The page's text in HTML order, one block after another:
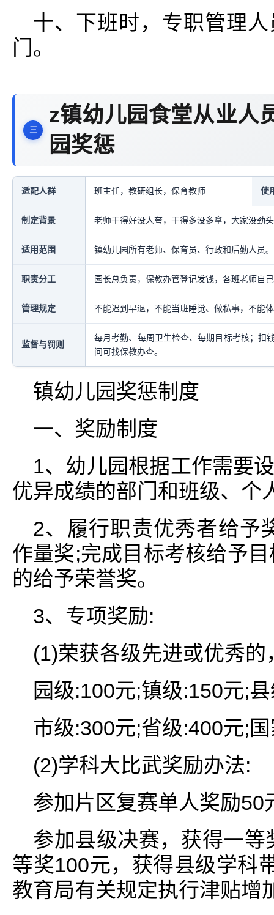
十、下班时，专职管理
门。
z镇幼儿园食堂从业人
园奖惩
适配人群 班主任，教研组长，保育教师 使
制定背景 老师干得好没人夸，干得多没多拿，大家没劲
适用范围 镇幼儿园所有老师、保育员、行政和后勤人员。
职责分工 园长总负责，保教办管登记发钱，各班老师自
管理规定 不能迟到早退，不能当班睡觉、做私事，不能
监督与罚则
每月考勤、每周卫生检查、每期目标考核；扣
问可找保教办查。
镇幼儿园奖惩制度
一、奖励制度
1、幼儿园根据工作需要
优异成绩的部门和班级、个
2、履行职责优秀者给予
作量奖;完成目标考核给予
的给予荣誉奖。
3、专项奖励:
(1)荣获各级先进或优秀的
园级:100元;镇级:150元;
市级:300元;省级:400元;
(2)学科大比武奖励办法:
参加片区复赛单人奖励
参加县级决赛，获得一
等奖100元，获得县级学科
教育局有关规定执行津贴增